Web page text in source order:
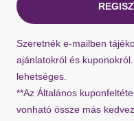
bármikor kérhet újat
Szeretnék e-mailben
ajánlatokról és
lehetséges.
**Az Általános
vonható össze más